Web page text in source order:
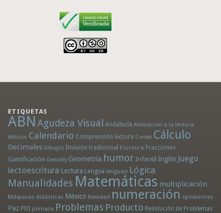
ETIQUETAS
ABN Agudeza Visual Andalucía Animación a la lectura
Artículo Calendario Comprensión lectora Contar Cálculo
Decimales Dibujos División tradicional Escritura Fracciones
Gamificación Genially Geometría humor Infantil Inglés Juego
lectoescritura Lectura Lengua lenguaje Lógica
Manualidades Matemáticas multiplicación
Máquinas didácticas México Navidad numeración operaciones
Paz PDI primaria Problemas Producto Resolución de Problemas